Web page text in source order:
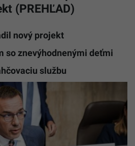
(PREHĽAD)
nový projekt
so znevýhodnenými deťmi
službu
foto